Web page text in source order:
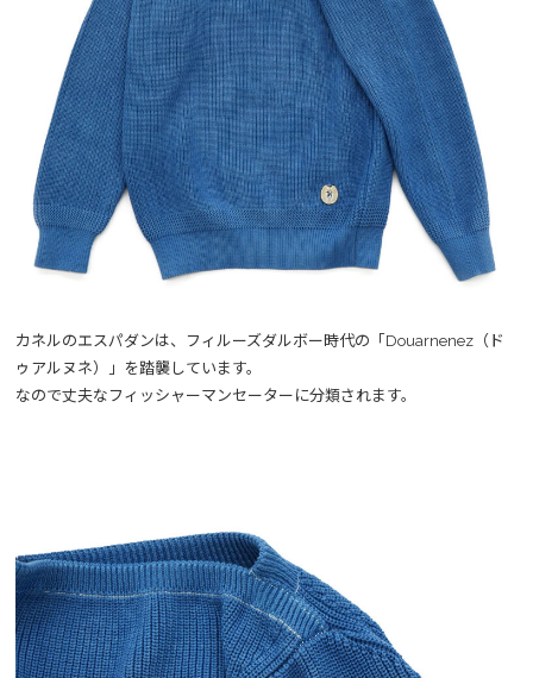
カネルのエスパダンは、フィルーズダルボー時代の「Douarnenez（ド
ゥアルヌネ）」を踏襲しています。
なので丈夫なフィッシャーマンセーターに分類されます。